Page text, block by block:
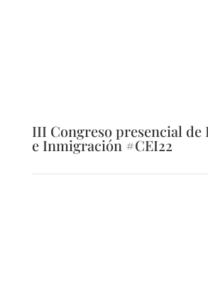
III Congreso presencial
e Inmigración #CEI22